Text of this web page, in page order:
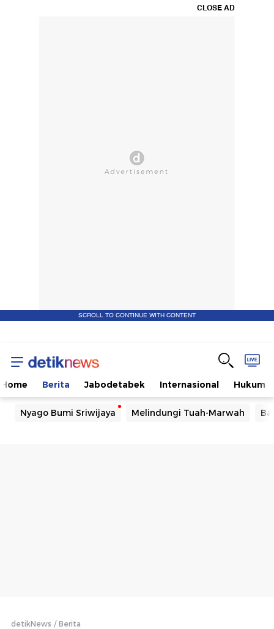
CLOSE AD
SCROLL TO CONTINUE WITH CONTENT
Home Berita Jabodetabek Internasional Hukum
Nyago Bumi Sriwijaya Melindungi Tuah-Marwah
detikNews Berita